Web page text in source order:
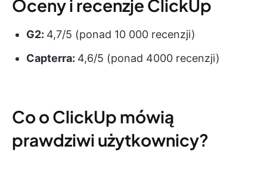
Oceny i recenzje ClickUp
G2: 4,7/5 (ponad 10 000 recenzji)
Capterra: 4,6/5 (ponad 4000 recenzji)
Co o ClickUp mówią
prawdziwi użytkownicy?